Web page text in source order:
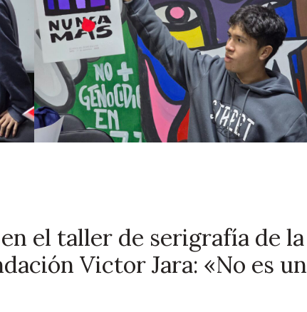
el taller de serigrafía de la
Victor Jara: «No es un